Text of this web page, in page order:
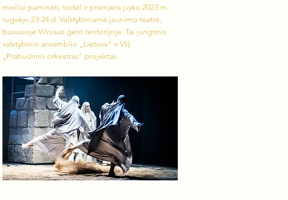
mečiui paminėti, todėl ir premjera įvyko 2023 m.
rugsėjo 23-24 d. Valstybiniame jaunimo teatre,
buvusioje Vilniaus geto teritorijoje. Tai jungtinis
valstybinio ansamblio „Lietuva“ ir VšĮ
„Prabudimo orkestras“ projektas.